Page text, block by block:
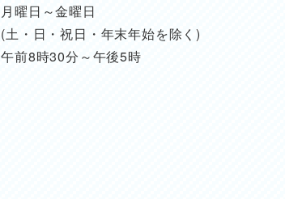
月曜日～金曜日
(土・日・祝日・年末年始を除く)
午前8時30分～午後5時